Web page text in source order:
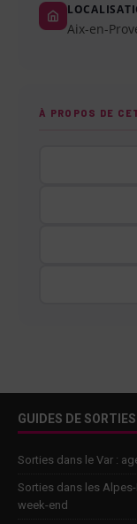
Aix-en-
À PROPOS DE
GUIDES DE SORTIES
Sorties dans le Var :
Sorties dans les
week-end